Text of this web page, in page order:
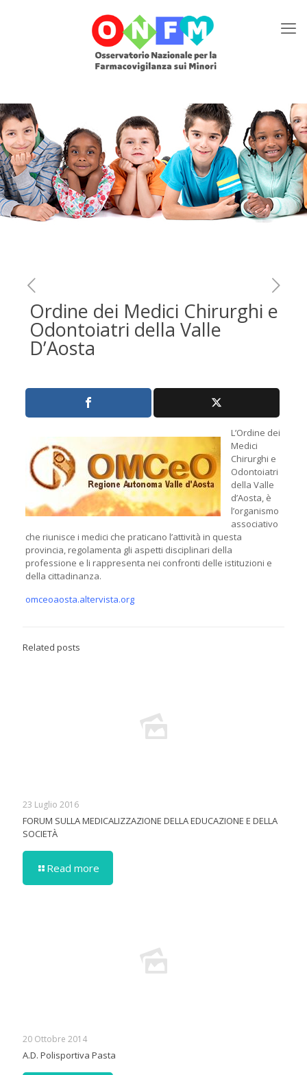
Ordine dei Medici Chirurghi e
Odontoiatri della Valle
D’Aosta
L’Ordine dei
Medici
Chirurghi e
Odontoiatri
della Valle
d’Aosta, è
l’organismo
associativo
che riunisce i medici che praticano l’attività in questa
provincia, regolamenta gli aspetti disciplinari della
professione e li rappresenta nei confronti delle istituzioni e
della cittadinanza.
omceoaosta.altervista.org
Related posts
23 Luglio 2016
FORUM SULLA MEDICALIZZAZIONE DELLA EDUCAZIONE E DELLA
SOCIETÀ
Read more
20 Ottobre 2014
A.D. Polisportiva Pasta